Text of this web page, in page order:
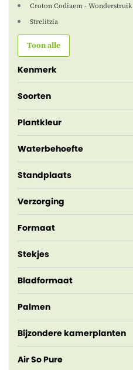
Croton Codiaem - Wonderstruik
Strelitzia
Toon alle
Kenmerk
Soorten
Plantkleur
Waterbehoefte
Standplaats
Verzorging
Formaat
Stekjes
Bladformaat
Palmen
Bijzondere kamerplanten
Air So Pure